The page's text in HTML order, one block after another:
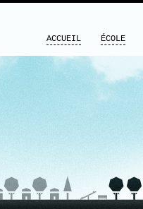
ACCUEIL ÉCOLE